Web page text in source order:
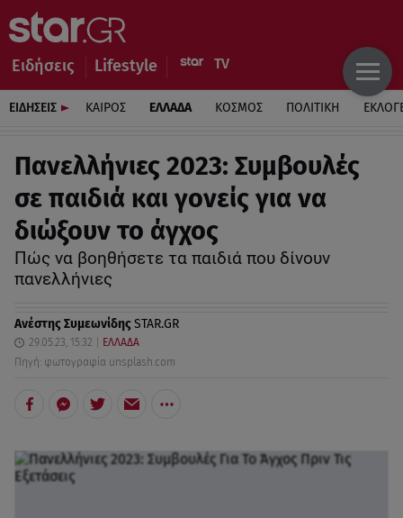
Ειδήσεις Lifestyle
ΕΙΔΗΣΕΙΣ ΚΑΙΡΟΣ ΕΛΛΑΔΑ ΚΟΣΜΟΣ ΠΟΛΙΤΙΚΗ
Πανελλήνιες 2023: Συμβουλές
σε παιδιά και γονείς για να
διώξουν το άγχος
Πώς να βοηθήσετε τα παιδιά που δίνουν
πανελλήνιες
Ανέστης ΣυμεωνίδηςSTAR.GR
29.05.23, 15:32
ΕΛΛΑΔΑ
Πηγή: φωτογραφία unsplash.com